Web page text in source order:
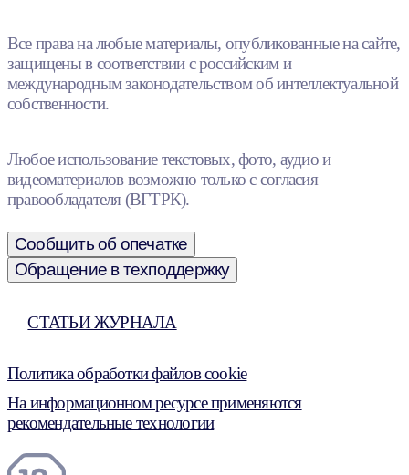
Все права на любые материалы, опубликованные на сайте,
защищены в соответствии с российским и
международным законодательством об интеллектуальной
собственности.
Любое использование текстовых, фото, аудио и
видеоматериалов возможно только с согласия
правообладателя (ВГТРК).
Сообщить об опечатке
Обращение в техподдержку
СТАТЬИ ЖУРНАЛА
Политика обработки файлов cookie
На информационном ресурсе применяются
рекомендательные технологии